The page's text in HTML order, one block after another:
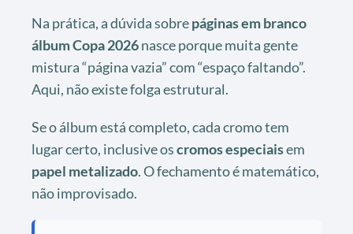
Na prática, a dúvida sobrepáginas em branco
álbum Copa 2026nasce porque muita gente
mistura “página vazia” com “espaço faltando”.
Aqui, não existe folga estrutural.
Se o álbum está completo, cada cromo tem
lugar certo, inclusive oscromos especiaisem
papel metalizado. O fechamento é matemático,
não improvisado.